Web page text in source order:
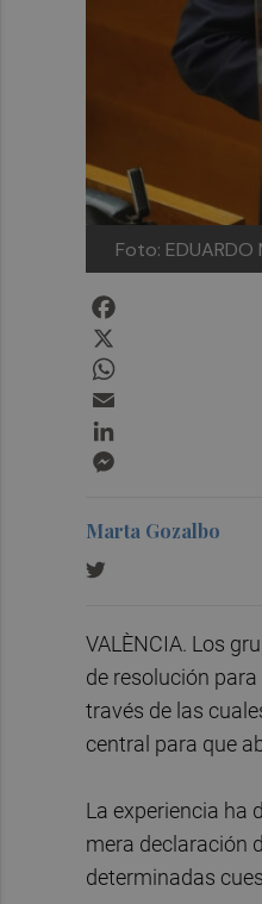
Foto: EDUARDO
Marta Gozalbo
VALÈNCIA. Los
de resolución
través de las
central para que
La experiencia ha
mera declaración
determinadas